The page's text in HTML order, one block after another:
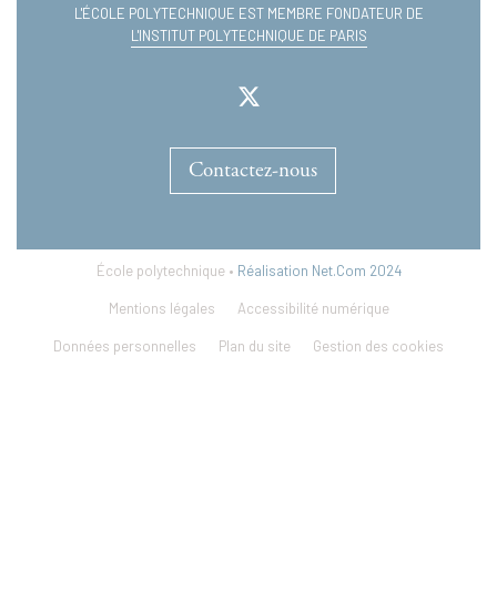
L'ÉCOLE POLYTECHNIQUE EST MEMBRE FONDATEUR DE
L'INSTITUT POLYTECHNIQUE DE PARIS
Contactez-nous
École polytechnique • Réalisation Net.Com 2024
Mentions légales Accessibilité numérique
Données personnelles Plan du site Gestion des cookies